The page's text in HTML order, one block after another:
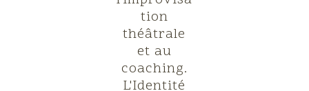
tion
théâtrale
et au
coaching.
L'Identité